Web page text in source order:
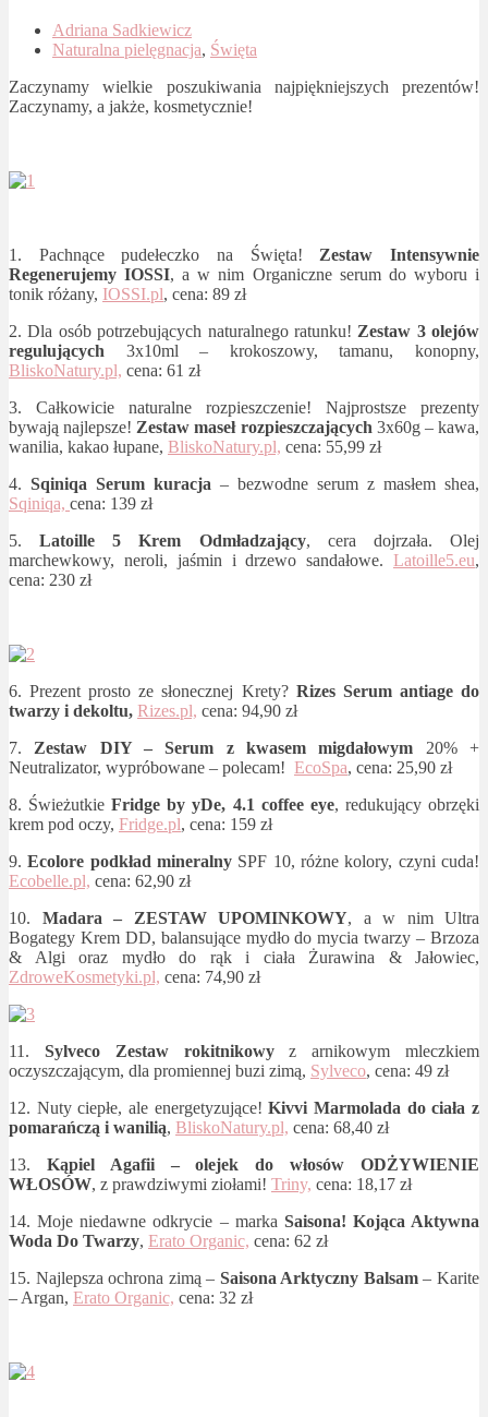
Adriana Sadkiewicz
Naturalna pielęgnacja, Święta
Zaczynamy wielkie poszukiwania najpiękniejszych prezentów!
Zaczynamy, a jakże, kosmetycznie!
1. Pachnące pudełeczko na Święta! Zestaw Intensywnie
Regenerujemy IOSSI, a w nim Organiczne serum do wyboru i
tonik różany, IOSSI.pl, cena: 89 zł
2. Dla osób potrzebujących naturalnego ratunku! Zestaw 3 olejów
regulujących 3x10ml – krokoszowy, tamanu, konopny,
BliskoNatury.pl, cena: 61 zł
3. Całkowicie naturalne rozpieszczenie! Najprostsze prezenty
bywają najlepsze! Zestaw maseł rozpieszczających 3x60g – kawa,
wanilia, kakao łupane, BliskoNatury.pl, cena: 55,99 zł
4. Sqiniqa Serum kuracja – bezwodne serum z masłem shea,
Sqiniqa, cena: 139 zł
5.Latoille 5 Krem Odmładzający, cera dojrzała. Olej
marchewkowy, neroli, jaśmin i drzewo sandałowe. Latoille5.eu,
cena: 230 zł
6. Prezent prosto ze słonecznej Krety? Rizes Serum antiage do
twarzy i dekoltu, Rizes.pl, cena: 94,90 zł
7. Zestaw DIY – Serum z kwasem migdałowym 20% +
Neutralizator, wypróbowane – polecam! EcoSpa, cena: 25,90 zł
8. ŚwieżutkieFridge by yDe, 4.1 coffee eye, redukujący obrzęki
krem pod oczy, Fridge.pl, cena: 159 zł
9.Ecolore podkład mineralny SPF 10, różne kolory, czyni cuda!
Ecobelle.pl, cena: 62,90 zł
10. Madara – ZESTAW UPOMINKOWY, a w nim Ultra
Bogategy Krem DD, balansujące mydło do mycia twarzy – Brzoza
& Algi oraz mydło do rąk i ciała Żurawina & Jałowiec,
ZdroweKosmetyki.pl, cena: 74,90 zł
11. Sylveco Zestaw rokitnikowyz arnikowym mleczkiem
oczyszczającym, dla promiennej buzi zimą, Sylveco, cena: 49 zł
12. Nuty ciepłe, ale energetyzujące!Kivvi Marmolada do ciała z
pomarańczą i wanilią, BliskoNatury.pl, cena: 68,40 zł
13. Kąpiel Agafii – olejek do włosów ODŻYWIENIE
WŁOSÓW, z prawdziwymi ziołami! Triny, cena: 18,17 zł
14. Moje niedawne odkrycie – marka Saisona! Kojąca Aktywna
Woda Do Twarzy, Erato Organic, cena: 62 zł
15. Najlepsza ochrona zimą – Saisona Arktyczny Balsam– Karite
– Argan, Erato Organic, cena: 32 zł